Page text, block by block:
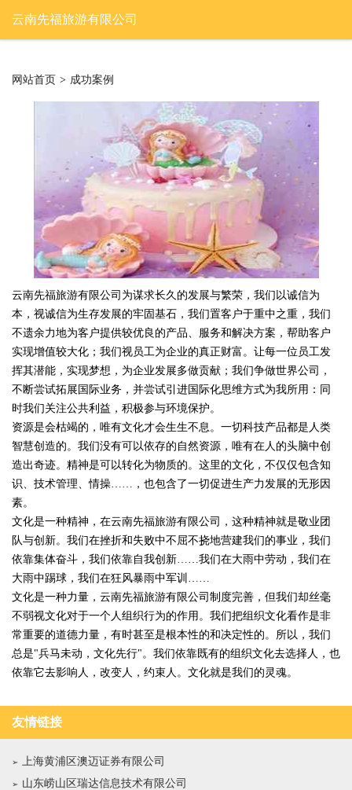
云南先福旅游有限公司
网站首页 > 成功案例
云南先福旅游有限公司为谋求长久的发展与繁荣，我们以诚信为
本，视诚信为生存发展的牢固基石，我们置客户于重中之重，我们
不遗余力地为客户提供较优良的产品、服务和解决方案，帮助客户
实现增值较大化；我们视员工为企业的真正财富。让每一位员工发
挥其潜能，实现梦想，为企业发展多做贡献；我们争做世界公司，
不断尝试拓展国际业务，并尝试引进国际化思维方式为我所用：同
时我们关注公共利益，积极参与环境保护。
资源是会枯竭的，唯有文化才会生生不息。一切科技产品都是人类
智慧创造的。我们没有可以依存的自然资源，唯有在人的头脑中创
造出奇迹。精神是可以转化为物质的。这里的文化，不仅仅包含知
识、技术管理、情操……，也包含了一切促进生产力发展的无形因
素。
文化是一种精神，在云南先福旅游有限公司，这种精神就是敬业团
队与创新。我们在挫折和失败中不屈不挠地营建我们的事业，我们
依靠集体奋斗，我们依靠自我创新……我们在大雨中劳动，我们在
大雨中踢球，我们在狂风暴雨中军训……
文化是一种力量，云南先福旅游有限公司制度完善，但我们却丝毫
不弱视文化对于一个人组织行为的作用。我们把组织文化看作是非
常重要的道德力量，有时甚至是根本性的和决定性的。所以，我们
总是"兵马未动，文化先行"。我们依靠既有的组织文化去选择人，也
依靠它去影响人，改变人，约束人。文化就是我们的灵魂。
友情链接
上海黄浦区澳迈证券有限公司
山东崂山区瑞达信息技术有限公司